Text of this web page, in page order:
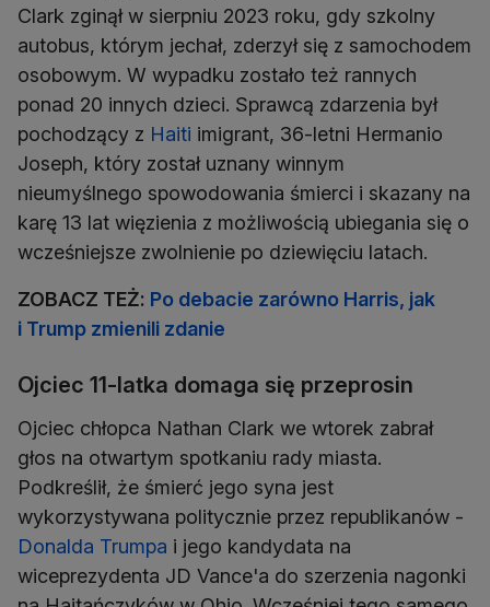
Clark zginął w sierpniu 2023 roku, gdy szkolny
autobus, którym jechał, zderzył się z samochodem
osobowym. W wypadku zostało też rannych
ponad 20 innych dzieci. Sprawcą zdarzenia był
pochodzący z Haiti imigrant, 36-letni Hermanio
Joseph, który został uznany winnym
nieumyślnego spowodowania śmierci i skazany na
karę 13 lat więzienia z możliwością ubiegania się o
wcześniejsze zwolnienie po dziewięciu latach.
ZOBACZ TEŻ: Po debacie zarówno Harris, jak
i Trump zmienili zdanie
Ojciec 11-latka domaga się przeprosin
Ojciec chłopca Nathan Clark we wtorek zabrał
głos na otwartym spotkaniu rady miasta.
Podkreślił, że śmierć jego syna jest
wykorzystywana politycznie przez republikanów -
Donalda Trumpa i jego kandydata na
wiceprezydenta JD Vance'a do szerzenia nagonki